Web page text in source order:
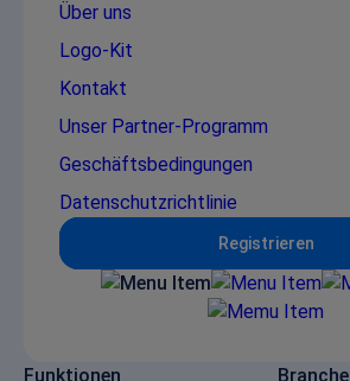
Über uns
Logo-Kit
Kontakt
Unser Partner-Programm
Geschäftsbedingungen
Datenschutzrichtlinie
Registrieren
Funktionen
Branche